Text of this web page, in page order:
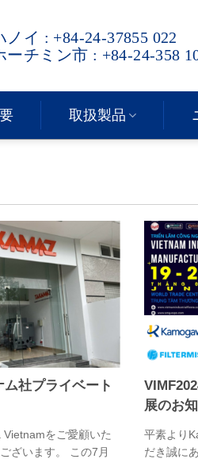
ノイ : +84-24-37855 022
ーチミン市 : +84-24-358
取扱製品
社プライベート
をご愛顧いた
ざいます。 この7月
展のお
平素より
だき誠に